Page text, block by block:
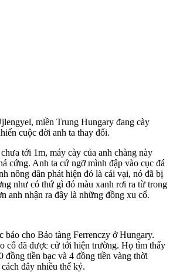
miền Trung Hungary đang cày
cuộc đời anh ta thay đổi.
tới 1m, máy cày của anh chàng này
cứng. Anh ta cứ ngỡ mình đập vào cục đá
nông dân phát hiện đó là cái vại, nó đã bị
như có thứ gì đó màu xanh rơi ra từ trong
anh nhận ra đây là những đồng xu cổ.
báo cho Bảo tàng Ferrenczy ở Hungary.
cổ đã được cử tới hiện trường. Họ tìm thấy
đồng tiền bạc và 4 đồng tiền vàng thời
đây nhiều thế kỷ.